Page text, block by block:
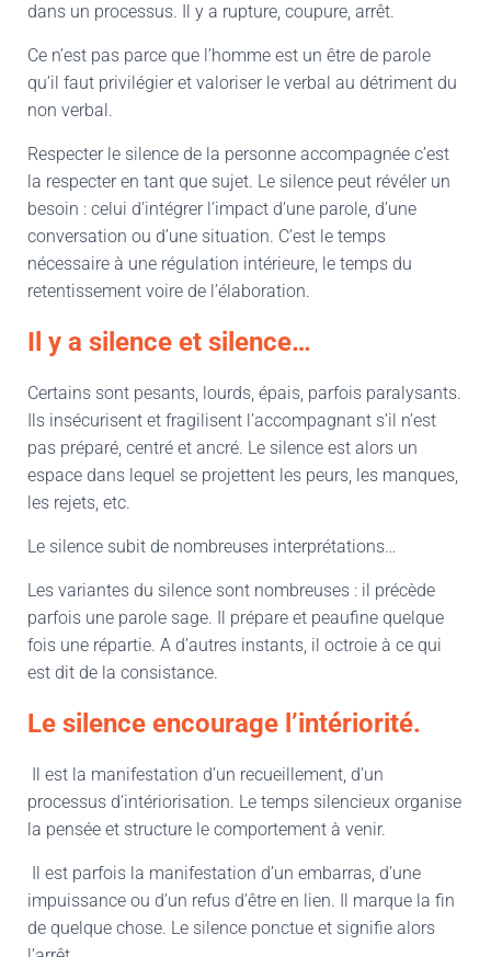
dans un processus. Il y a rupture, coupure, arrêt.
Ce n’est pas parce que l’homme est un être de parole
qu’il faut privilégier et valoriser le verbal au détriment du
non verbal.
Respecter le silence de la personne accompagnée c’est
la respecter en tant que sujet. Le silence peut révéler un
besoin : celui d’intégrer l’impact d’une parole, d’une
conversation ou d’une situation. C’est le temps
nécessaire à une régulation intérieure, le temps du
retentissement voire de l’élaboration.
Il y a silence et silence…
Certains sont pesants, lourds, épais, parfois paralysants.
Ils insécurisent et fragilisent l’accompagnant s’il n’est
pas préparé, centré et ancré. Le silence est alors un
espace dans lequel se projettent les peurs, les manques,
les rejets, etc.
Le silence subit de nombreuses interprétations…
Les variantes du silence sont nombreuses : il précède
parfois une parole sage. Il prépare et peaufine quelque
fois une répartie. A d’autres instants, il octroie à ce qui
est dit de la consistance.
Le silence encourage l’intériorité.
Il est la manifestation d’un recueillement, d’un
processus d’intériorisation. Le temps silencieux organise
la pensée et structure le comportement à venir.
Il est parfois la manifestation d’un embarras, d’une
impuissance ou d’un refus d’être en lien. Il marque la fin
de quelque chose. Le silence ponctue et signifie alors